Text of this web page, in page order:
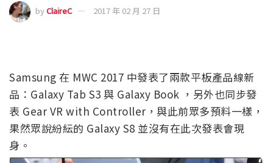
byClaireC 2017 年 02 月 27 日
Samsung 在 MWC 2017 中發表了兩款平板產品線新
品：Galaxy Tab S3 與 Galaxy Book ，另外也同步發
表 Gear VR with Controller，與此前眾多預料一樣，
果然眾說紛紜的 Galaxy S8 並沒有在此次發表會現
身。